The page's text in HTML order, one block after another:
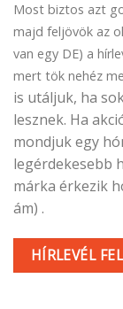
Most biztos azt
majd feljövök az
van egy DE) a
mert tök nehéz
is utáljuk, ha
lesznek. Ha
mondjuk egy
legérdekesebb
márka érkezik
ám) .
HÍRLEVÉL